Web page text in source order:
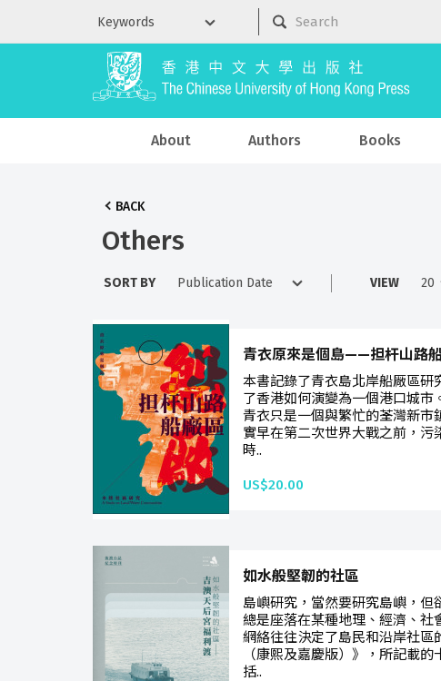
About Authors Books
BACK
Others
SORT BY VIEW
青衣原來是個島——担杆山路
本書記錄了青衣島北岸船厰區研
了香港如何演變為一個港口城市
青衣只是一個與繁忙的荃灣新市
實早在第二次世界大戰之前，污
時..
US$20.00
如水般堅韌的社區
島嶼研究，當然要研究島嶼，但
總是座落在某種地理、經濟、社
網絡往往決定了島民和沿岸社區
（康熙及嘉慶版）》，所記載
括..